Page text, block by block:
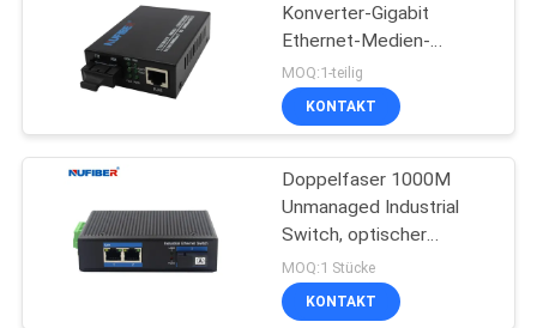
NACHRICHTEN
SIE
ZITAT
Konverter-Gigabit
Ethernet-Medien-
Konverter 1000Base TX
FX in mehreren
Betriebsarten
MOQ:1-teilig
KONTAKT
Doppelfaser 1000M
Unmanaged Industrial
Switch, optischer
Medien-Konverter mit 2
Ethernet-Anschlüssen
MOQ:1 Stücke
KONTAKT